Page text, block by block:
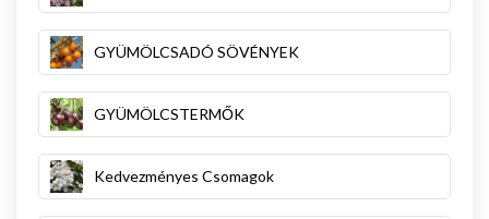
GYÜMÖLCSADÓ SÖVÉNYEK
GYÜMÖLCSTERMŐK
Kedvezményes Csomagok